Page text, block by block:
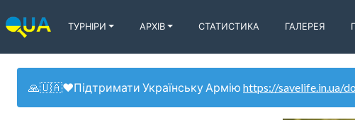
ТУРНІРИ АРХІВ СТАТИСТИКА ГАЛЕРЕЯ
🙏🇺🇦❤️Підтримати Українську Армію https://savelife.in.ua/